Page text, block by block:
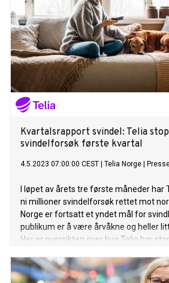
Kvartalsrapport svindel: Telia
svindelforsøk første kvartal
4.5.2023 07:00:00 CEST Telia Norge
I løpet av årets tre første måneder har
ni millioner svindelforsøk rettet mot
Norge er fortsatt et yndet mål for
publikum er å være årvåkne og heller
Her er oversikten over hva Telia har
filtre og løsninger som fanger opp det
sperret selskapet i overkant av 8,6